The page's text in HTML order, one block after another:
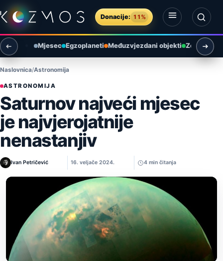
Preskoči na sadržaj
Donacije: 11%
Otvori izbornik
Otvori pretragu
Mjesec Egzoplaneti Međuzvjezdani objekti Zemlja i
Naslovnica Astronomija
ASTRONOMIJA
Saturnov najveći mjesec
je najvjerojatnije
nenastanjiv
Ivan Petričević 16. veljače 2024. 4 min čitanja